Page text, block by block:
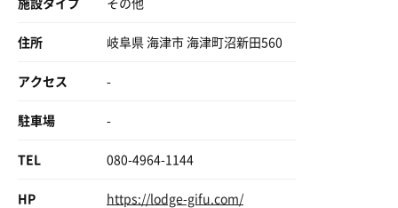
住所 岐阜県 海津市 海津町沼新田560
アクセス -
駐車場 -
TEL 080-4964-1144
HP https://lodge-gifu.com/